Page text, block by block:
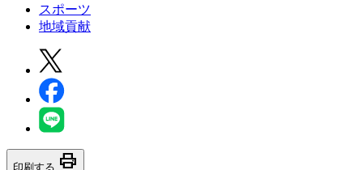
スポーツ
地域貢献
印刷する print